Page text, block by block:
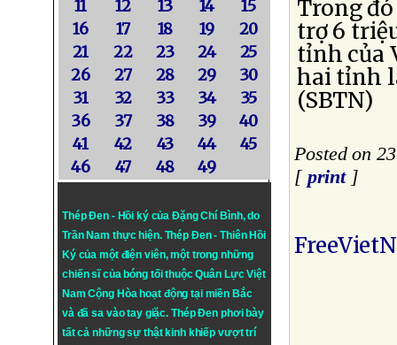
11 12 13 14
15
16
17 18 19
20
21
22 23 24
25
26
27 28 29
30
31
32 33 34
35
36
37 38 39
40
41
42 43 44
45
46
47 48 49
Thép Đen - Hồi ký của Đặng Chí Bình, do
Trần Nam thực hiện. Thép Đen- Thiên Hồi
Ký của một điện viên, một trong những
chiến sĩ của bóng tối thuộc Quân Lực Việt
Nam Cộng Hòa hoạt động tại miền Bắc
và đã sa vào tay giặc. Thép Đen phơi bày
tất cả những sự thật kinh khiếp vượt trí
Trong
trợ 6
tỉnh của
hai tỉnh
(SBTN)
Posted on
[ print]